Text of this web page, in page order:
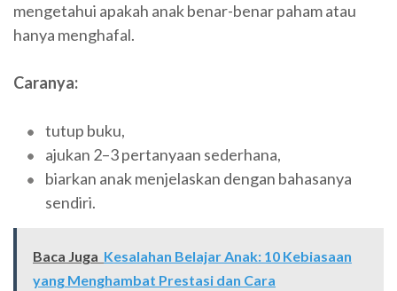
mengetahui apakah anak benar-benar paham atau
hanya menghafal.
Caranya:
tutup buku,
ajukan 2–3 pertanyaan sederhana,
biarkan anak menjelaskan dengan bahasanya
sendiri.
Baca Juga Kesalahan Belajar Anak: 10 Kebiasaan
yang Menghambat Prestasi dan Cara